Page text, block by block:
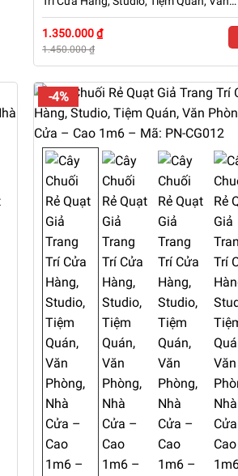
Phòng, Nhà Cửa – Cao 1m6 – Mã: PN-
CG138
1.350.000 ₫
1.450.000 ₫
-4%